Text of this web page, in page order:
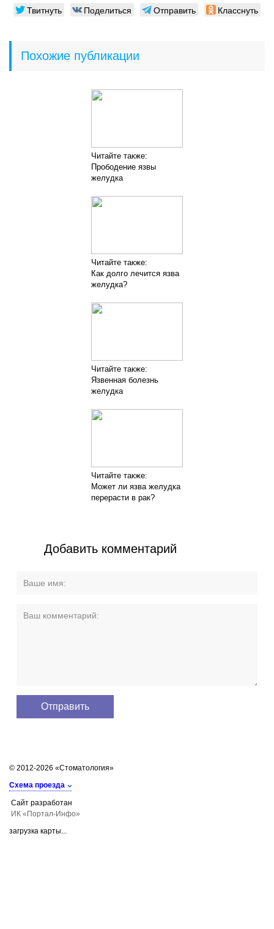
Твитнуть Поделиться Отправить Класснуть
Похожие публикации
Читайте также:
Прободение язвы
желудка
Читайте также:
Как долго лечится язва
желудка?
Читайте также:
Язвенная болезнь
желудка
Читайте также:
Может ли язва желудка
перерасти в рак?
Добавить комментарий
© 2012-2026 «Стоматология»
Схема проезда
Сайт разработан
ИК «Портал-Инфо»
загрузка карты...